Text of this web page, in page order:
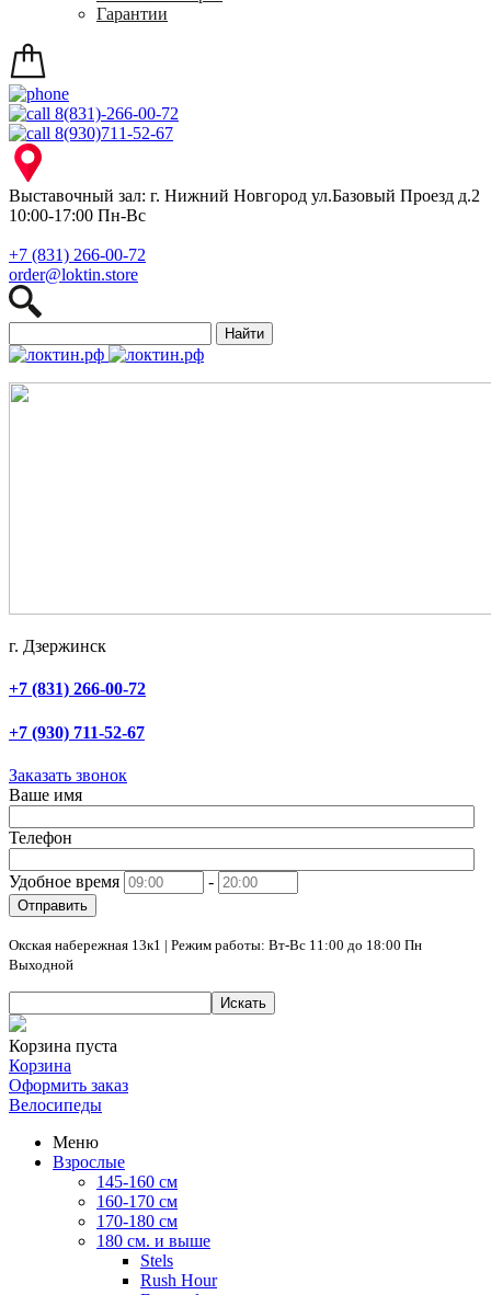
Гарантии
8(831)-266-00-72
8(930)711-52-67
Выставочный зал: г. Нижний Новгород ул.Базовый Проезд д.2
10:00-17:00 Пн-Вс
+7 (831) 266-00-72
order@loktin.store
Найти
г. Дзержинск
+7 (831) 266-00-72
+7 (930) 711-52-67
Заказать звонок
Ваше имя
Телефон
Удобное время -
Отправить
Окская набережная 13к1 | Режим работы: Вт-Вс 11:00 до 18:00 Пн
Выходной
Искать
Корзина пуста
Корзина
Оформить заказ
Велосипеды
Меню
Взрослые
145-160 см
160-170 см
170-180 см
180 см. и выше
Stels
Rush Hour